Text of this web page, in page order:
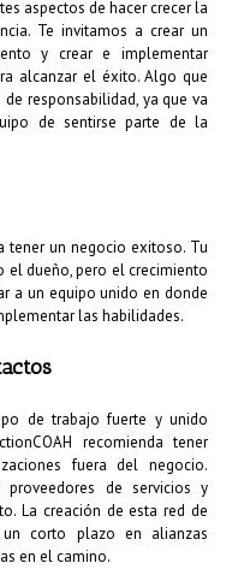
aspectos de hacer crecer la
Te invitamos a crear un
y crear e implementar
alcanzar el éxito. Algo que
responsabilidad, ya que va
de sentirse parte de la
tener un negocio exitoso. Tu
el dueño, pero el crecimiento
a un equipo unido en donde
las habilidades.
de trabajo fuerte y unido
recomienda tener
fuera del negocio.
de servicios y
La creación de esta red de
corto plazo en alianzas
en el camino.